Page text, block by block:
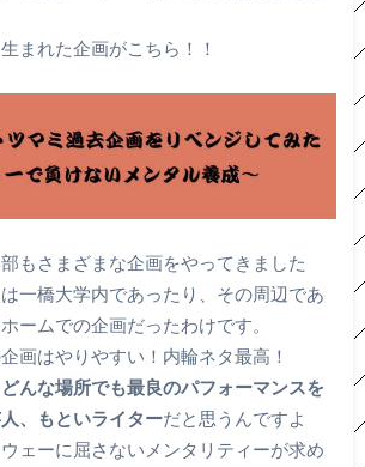
まれた企画がこちら！！
もさまざまな企画をやってきました
一橋大学内であったり、その周辺であ
ームでの企画だったわけです。
画はやりやすい！内輪ネタ最高！
んな場所でも最良のパフォーマンスを
、もといライターだと思うんですよ
ェーに屈さないメンタリティーが求め